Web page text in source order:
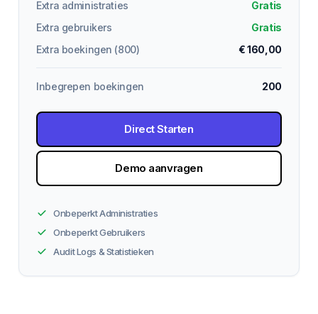
Extra administraties
Gratis
Extra gebruikers
Gratis
Extra boekingen (800) € 160,00
Inbegrepen boekingen 200
Direct Starten
Demo aanvragen
Onbeperkt Administraties
Onbeperkt Gebruikers
Audit Logs & Statistieken